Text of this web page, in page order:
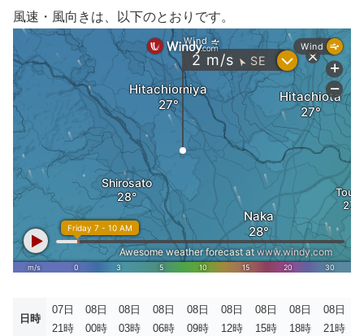
風速・風向きは、以下のとおりです。
日時
07日
21時
08日
00時
08日
03時
08日
06時
08日
09時
08日
12時
08日
15時
08日
18時
08日
21時